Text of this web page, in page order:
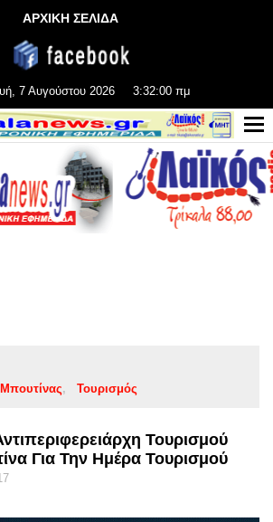
ΑΡΧΙΚΗ ΣΕΛΙΔΑ
7 Αυγούστου 2026 3:32:00 πμ
Μπουτίνας Τουρισμός
Τουρισμού
Για Την Ημέρα Τουρισμού